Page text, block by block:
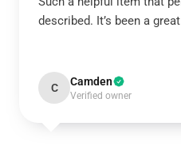
described. It’s been a
C Camden
Verified owner